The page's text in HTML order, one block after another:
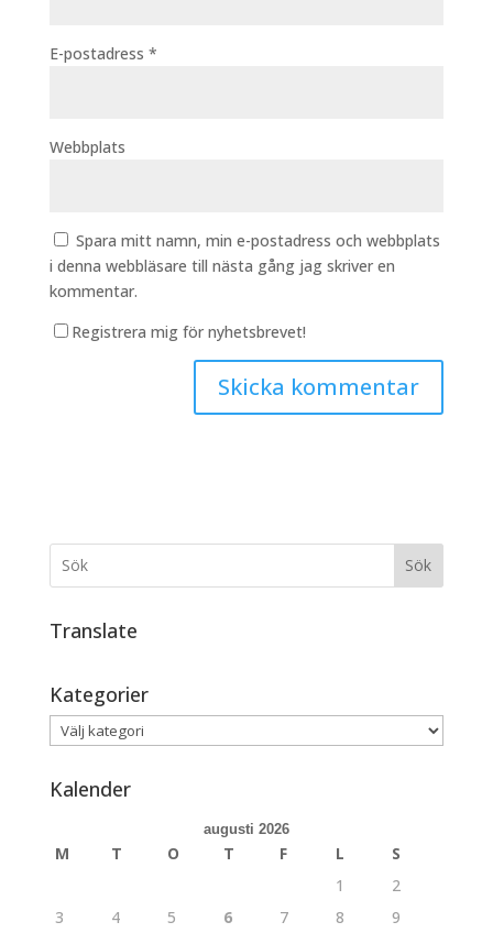
E-postadress *
Webbplats
Spara mitt namn, min e-postadress och webbplats
i denna webbläsare till nästa gång jag skriver en
kommentar.
Registrera mig för nyhetsbrevet!
Sök
Translate
Kategorier
Kategorier
Kalender
augusti 2026
M T O T F L
S
1
2
3
4 5 6 7 8 9